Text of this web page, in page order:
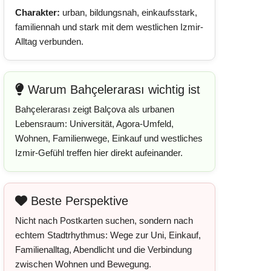
Charakter: urban, bildungsnah, einkaufsstark,
familiennah und stark mit dem westlichen Izmir-
Alltag verbunden.
Warum Bahçelerarası wichtig ist
Bahçelerarası zeigt Balçova als urbanen
Lebensraum: Universität, Agora-Umfeld,
Wohnen, Familienwege, Einkauf und westliches
Izmir-Gefühl treffen hier direkt aufeinander.
Beste Perspektive
Nicht nach Postkarten suchen, sondern nach
echtem Stadtrhythmus: Wege zur Uni, Einkauf,
Familienalltag, Abendlicht und die Verbindung
zwischen Wohnen und Bewegung.